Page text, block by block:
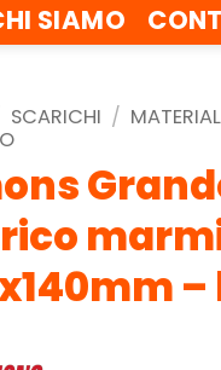
SIAMO
SCARICHI /